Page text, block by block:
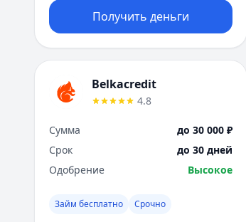
Получить деньги
Belkacredit
4.8
Сумма
до 30 000 ₽
Срок
до 30 дней
Одобрение
Высокое
Займ бесплатно Срочно